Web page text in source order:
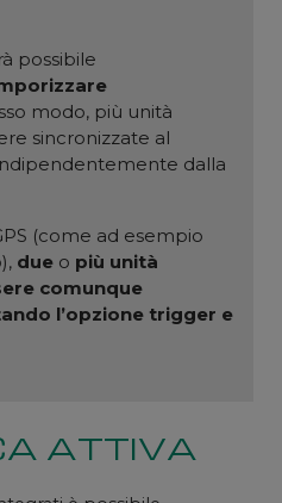
possibile
modo, più unità
sincronizzate al
dalla
(come ad esempio
due o più unità
comunque
l’opzione trigger e
ATTIVA